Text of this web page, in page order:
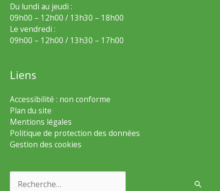
Du lundi au jeudi :
09h00 – 12h00 / 13h30 – 18h00
Le vendredi :
09h00 – 12h00 / 13h30 – 17h00
Liens
Accessibilité : non conforme
Plan du site
Mentions légales
Politique de protection des données
Gestion des cookies